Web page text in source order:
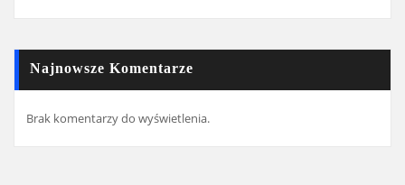
Najnowsze Komentarze
Brak komentarzy do wyświetlenia.